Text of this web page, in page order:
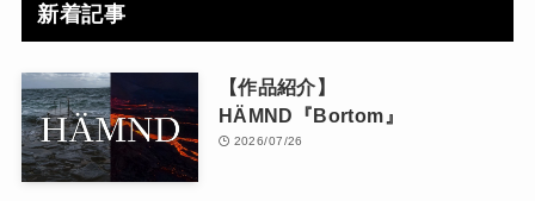
新着記事
【作品紹介】
HÄMND『Bortom』
2026/07/26